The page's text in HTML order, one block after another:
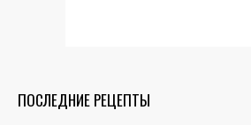
ПОСЛЕДНИЕ РЕЦЕПТЫ